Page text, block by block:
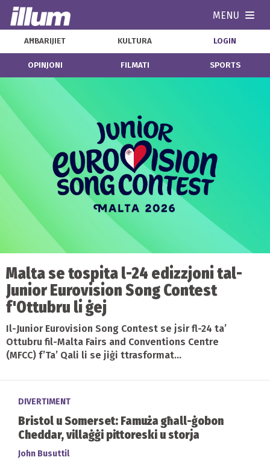
MENU
AĦBARIJIET KULTURA LOGIN
OPINJONI FILMATI SPORTS
Malta se tospita l-24 edizzjoni tal-
Junior Eurovision Song Contest
f'Ottubru li ġej
Il-Junior Eurovision Song Contest se jsir fl-24 ta’
Ottubru fil-Malta Fairs and Conventions Centre
(MFCC) f’Ta’ Qali li se jiġi ttrasformat...
DIVERTIMENT
Bristol u Somerset: Famuża għall-ġobon
Cheddar, villaġġi pittoreski u storja
John Busuttil